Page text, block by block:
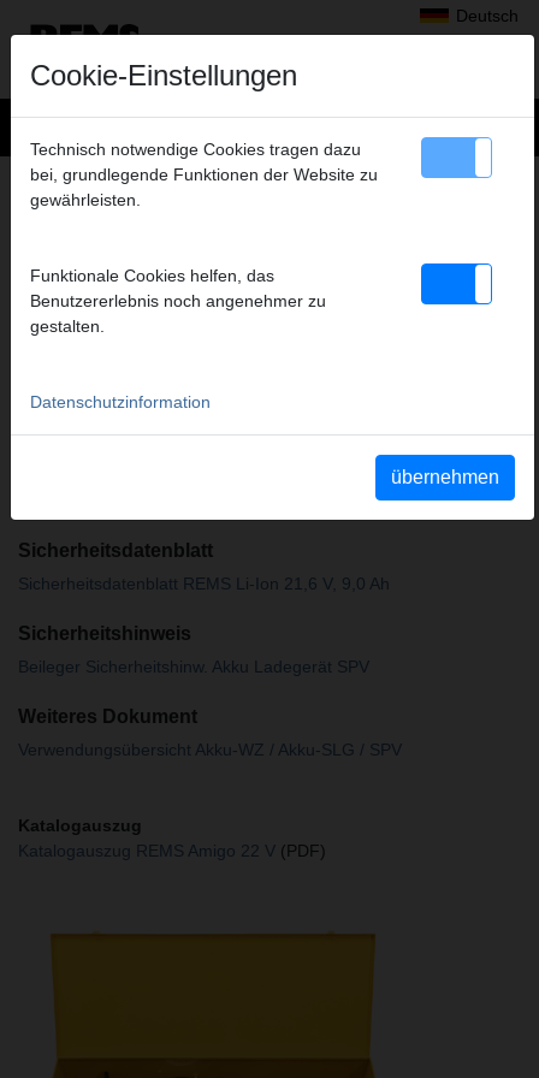
Deutsch
Produkte>Gewindeschneiden, Rollnuten >REMS Amigo 22 V
> REMS Amigo 22V
BASIC
Art.-Nr. 530019 R220
Sicherheitsdatenblatt
Sicherheitsdatenblatt REMS Li-Ion 21,6 V, 9,0 Ah
Sicherheitshinweis
Beileger Sicherheitshinw. Akku Ladegerät SPV
Weiteres Dokument
Verwendungsübersicht Akku-WZ / Akku-SLG / SPV
Katalogauszug
Katalogauszug REMS Amigo 22 V (PDF)
Cookie-Einstellungen
Technisch notwendige Cookies tragen dazu
bei, grundlegende Funktionen der Website zu
gewährleisten.
Funktionale Cookies helfen, das
Benutzererlebnis noch angenehmer zu
gestalten.
Datenschutzinformation
übernehmen